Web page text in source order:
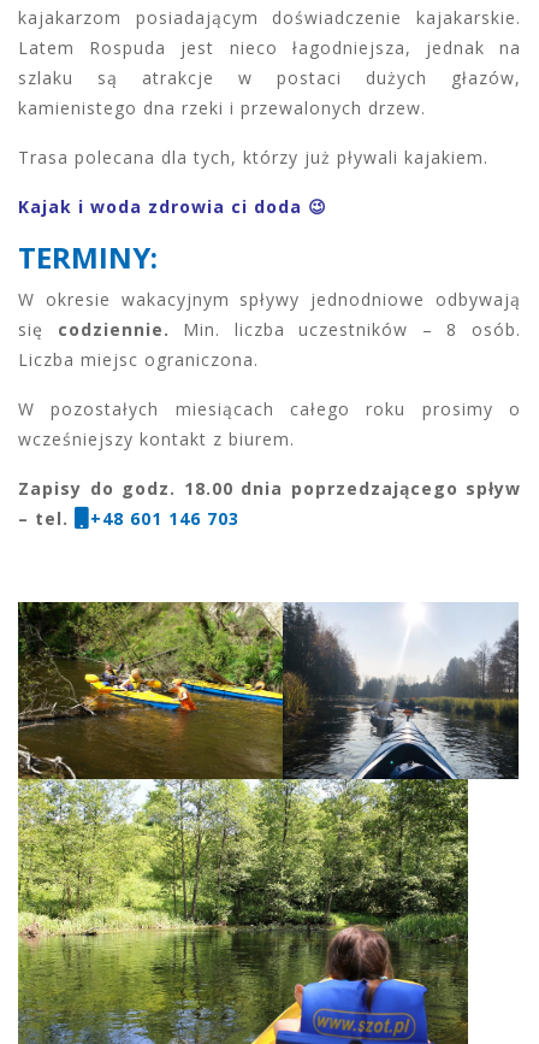
kajakarzom posiadającym doświadczenie kajakarskie.
Latem Rospuda jest nieco łagodniejsza, jednak na
szlaku są atrakcje w postaci dużych głazów,
kamienistego dna rzeki i przewalonych drzew.
Trasa polecana dla tych, którzy już pływali kajakiem.
Kajak i woda zdrowia ci doda 😉
TERMINY:
W okresie wakacyjnym spływy jednodniowe odbywają
się codziennie. Min. liczba uczestników – 8 osób.
Liczba miejsc ograniczona.
W pozostałych miesiącach całego roku prosimy o
wcześniejszy kontakt z biurem.
Zapisy do godz. 18.00 dnia poprzedzającego spływ
– tel.
+48 601 146 703